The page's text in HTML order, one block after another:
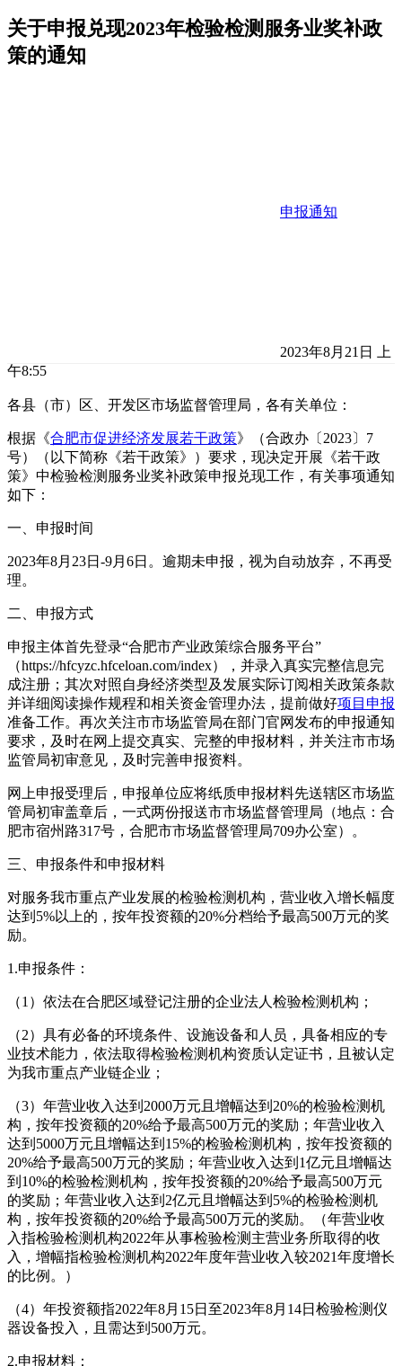
关于申报兑现2023年检验检测服务业奖补政
策的通知
申报通知
2023年8月21日 上
午8:55
各县（市）区、开发区市场监督管理局，各有关单位：
根据《合肥市促进经济发展若干政策》（合政办〔2023〕7
号）（以下简称《若干政策》）要求，现决定开展《若干政
策》中检验检测服务业奖补政策申报兑现工作，有关事项通知
如下：
一、申报时间
2023年8月23日-9月6日。逾期未申报，视为自动放弃，不再受
理。
二、申报方式
申报主体首先登录“合肥市产业政策综合服务平台”
（https://hfcyzc.hfceloan.com/index），并录入真实完整信息完
成注册；其次对照自身经济类型及发展实际订阅相关政策条款
并详细阅读操作规程和相关资金管理办法，提前做好项目申报
准备工作。再次关注市市场监管局在部门官网发布的申报通知
要求，及时在网上提交真实、完整的申报材料，并关注市市场
监管局初审意见，及时完善申报资料。
网上申报受理后，申报单位应将纸质申报材料先送辖区市场监
管局初审盖章后，一式两份报送市市场监督管理局（地点：合
肥市宿州路317号，合肥市市场监督管理局709办公室）。
三、申报条件和申报材料
对服务我市重点产业发展的检验检测机构，营业收入增长幅度
达到5%以上的，按年投资额的20%分档给予最高500万元的奖
励。
1.申报条件：
（1）依法在合肥区域登记注册的企业法人检验检测机构；
（2）具有必备的环境条件、设施设备和人员，具备相应的专
业技术能力，依法取得检验检测机构资质认定证书，且被认定
为我市重点产业链企业；
（3）年营业收入达到2000万元且增幅达到20%的检验检测机
构，按年投资额的20%给予最高500万元的奖励；年营业收入
达到5000万元且增幅达到15%的检验检测机构，按年投资额的
20%给予最高500万元的奖励；年营业收入达到1亿元且增幅达
到10%的检验检测机构，按年投资额的20%给予最高500万元
的奖励；年营业收入达到2亿元且增幅达到5%的检验检测机
构，按年投资额的20%给予最高500万元的奖励。（年营业收
入指检验检测机构2022年从事检验检测主营业务所取得的收
入，增幅指检验检测机构2022年度年营业收入较2021年度增长
的比例。）
（4）年投资额指2022年8月15日至2023年8月14日检验检测仪
器设备投入，且需达到500万元。
2.申报材料：